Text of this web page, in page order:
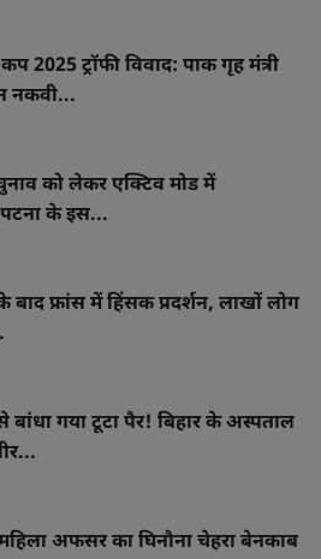
2025 ट्रॉफी विवाद: पाक गृह मंत्री
नकवी...
को लेकर एक्टिव मोड में
के इस...
बाद फ्रांस में हिंसक प्रदर्शन, लाखों लोग
बांधा गया टूटा पैर! बिहार के अस्पताल
अफसर का घिनौना चेहरा बेनकाब